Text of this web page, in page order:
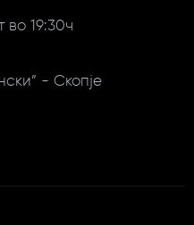
во 19:30ч
- Скопје